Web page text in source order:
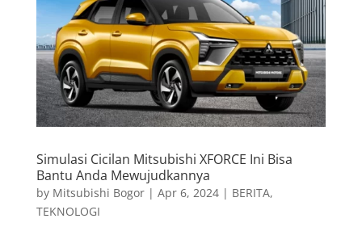
Simulasi Cicilan Mitsubishi XFORCE Ini Bisa
Bantu Anda Mewujudkannya
by Mitsubishi Bogor| Apr 6, 2024| BERITA,
TEKNOLOGI